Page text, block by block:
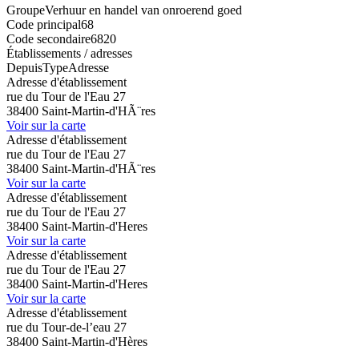
GroupeVerhuur en handel van onroerend goed
Code principal68
Code secondaire6820
Établissements / adresses
DepuisTypeAdresse
Adresse d'établissement
rue du Tour de l'Eau 27
38400 Saint-Martin-d'HÃ¨res
Voir sur la carte
Adresse d'établissement
rue du Tour de l'Eau 27
38400 Saint-Martin-d'HÃ¨res
Voir sur la carte
Adresse d'établissement
rue du Tour de l'Eau 27
38400 Saint-Martin-d'Heres
Voir sur la carte
Adresse d'établissement
rue du Tour de l'Eau 27
38400 Saint-Martin-d'Heres
Voir sur la carte
Adresse d'établissement
rue du Tour-de-l’eau 27
38400 Saint-Martin-d'Hères